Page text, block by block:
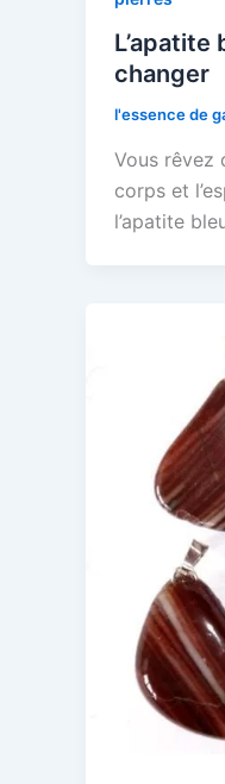
changer
l'essence de
Vous rêvez
corps et
l’apatite